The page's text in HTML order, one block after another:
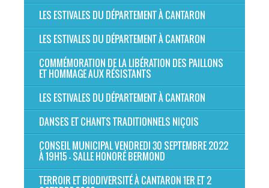
LES ESTIVALES DU DÉPARTEMENT À CANTARON
LES ESTIVALES DU DÉPARTEMENT À CANTARON
COMMÉMORATION DE LA LIBÉRATION DES PAILLONS
ET HOMMAGE AUX RÉSISTANTS
LES ESTIVALES DU DÉPARTEMENT À CANTARON
DANSES ET CHANTS TRADITIONNELS NIÇOIS
CONSEIL MUNICIPAL VENDREDI 30 SEPTEMBRE 2022
À 19H15 - SALLE HONORÉ BERMOND
TERROIR ET BIODIVERSITÉ À CANTARON 1ER ET 2